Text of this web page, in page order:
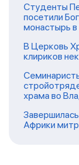
Студенты
посетили
монастырь
В Церковь
клириков
храма во
Африки